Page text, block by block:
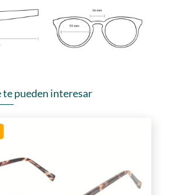
pueden interesar